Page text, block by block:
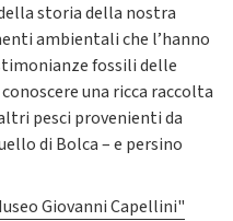
storia della nostra
ambientali che l’hanno
fossili delle
una ricca raccolta
pesci provenienti da
di Bolca – e persino
Giovanni Capellini"